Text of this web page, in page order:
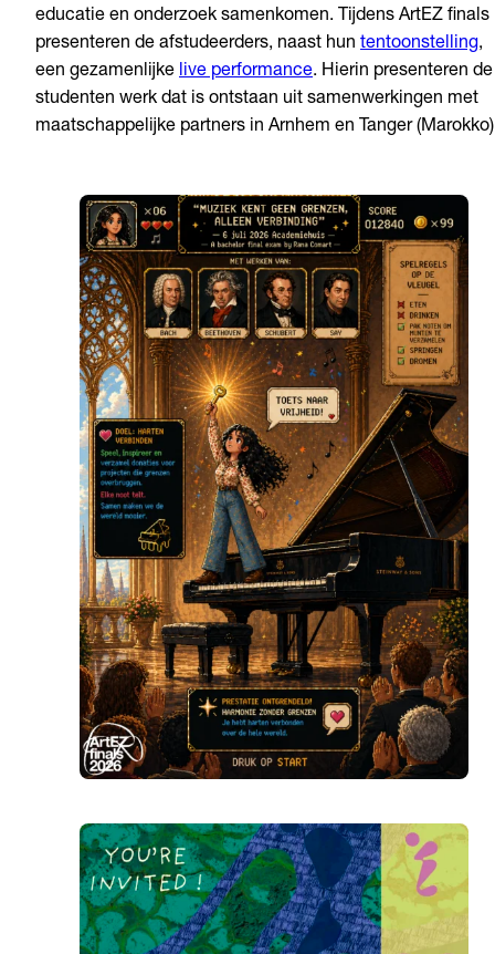
educatie en onderzoek samenkomen. Tijdens ArtEZ finals
presenteren de afstudeerders, naast hun tentoonstelling,
een gezamenlijke live performance. Hierin presenteren de
studenten werk dat is ontstaan uit samenwerkingen met
maatschappelijke partners in Arnhem en Tanger